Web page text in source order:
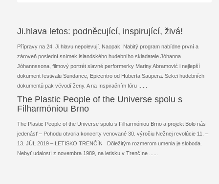
Ji.hlava letos: podněcující, inspirující, živá!
Přípravy na 24. Ji.hlavu nepolevují. Naopak! Nabitý program nabídne první a
zároveň poslední snímek islandského hudebního skladatele Jóhanna
Jóhannssona, filmový portrét slavné performerky Mariny Abramović i nejlepší
dokument festivalu Sundance, Epicentro od Huberta Saupera. Sekci hudebních
dokumentů pak vévodí ženy. A na Inspiračním fóru ...
The Plastic People of the Universe spolu s
Filharmóniou Brno
The Plastic People of the Universe spolu s Filharmóniou Brno a projekt Bolo nás
jedenásť – Pohodu otvoria koncerty venované 30. výročiu Nežnej revolúcie 11. –
13. JÚL 2019 – LETISKO TRENČÍN Dôležitým rozmerom umenia je sloboda.
Nebyť udalostí z novembra 1989, na letisku v Trenčíne ...